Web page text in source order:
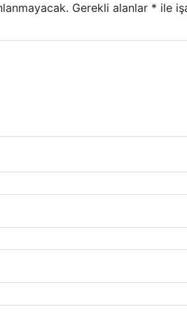
Gerekli alanlar * ile